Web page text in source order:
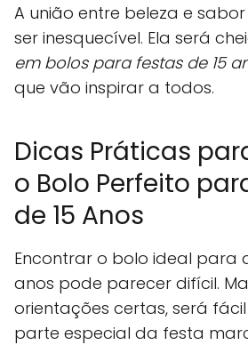
A união entre beleza e
ser inesquecível. Ela será
em bolos para festas de 15
que vão inspirar a todos.
Dicas Práticas
o Bolo Perfeito
de 15 Anos
Encontrar o bolo ideal para
anos pode parecer difícil.
orientações certas, será
parte especial da festa